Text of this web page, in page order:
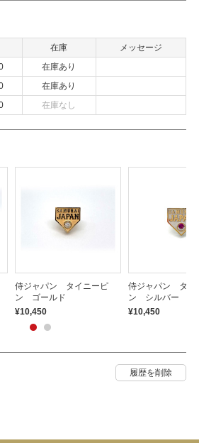
在庫
メッセージ
在庫あり
在庫あり
在庫なし
侍ジャパン タイニーピ
ン ゴールド
¥10,450
侍ジャパン タイ
ン シルバー
¥10,450